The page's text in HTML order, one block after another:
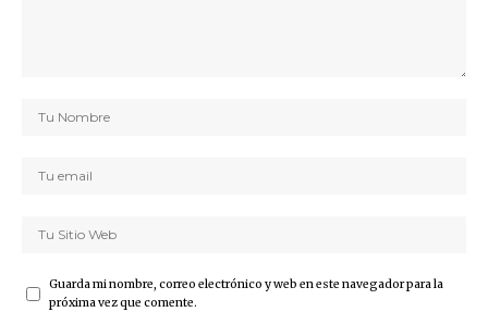
Guarda mi nombre, correo electrónico y web en este navegador para la
próxima vez que comente.